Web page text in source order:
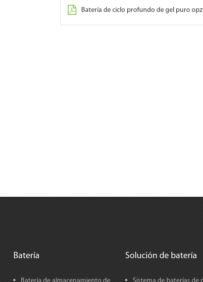
Batería de ciclo profundo de gel puro opzv serie -
Batería Solución de batería